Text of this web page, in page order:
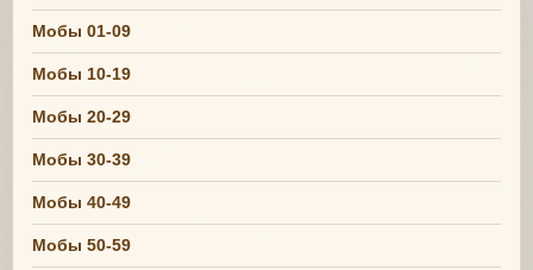
Мобы 01-09
Мобы 10-19
Мобы 20-29
Мобы 30-39
Мобы 40-49
Мобы 50-59